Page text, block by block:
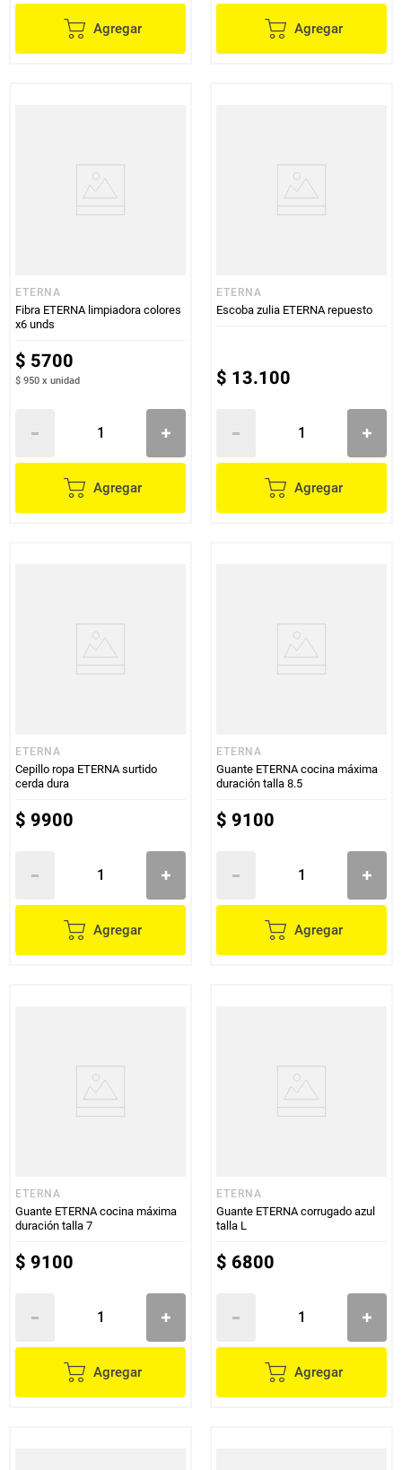
Agregar Agregar
ETERNA
Fibra ETERNA limpiadora colores
x6 unds
$ 5700
$ 950 x unidad
Agregar
ETERNA
Escoba zulia ETERNA repuesto
$ 13.100
Agregar
ETERNA
Cepillo ropa ETERNA surtido
cerda dura
$ 9900
Agregar
ETERNA
Guante ETERNA cocina máxima
duración talla 8.5
$ 9100
Agregar
ETERNA
Guante ETERNA cocina máxima
duración talla 7
$ 9100
Agregar
ETERNA
Guante ETERNA corrugado azul
talla L
$ 6800
Agregar